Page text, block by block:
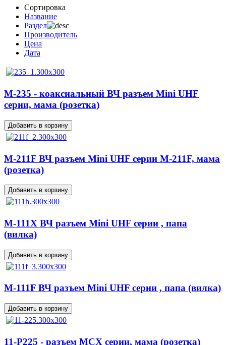
Сортировка
Название
Раздел
Производитель
Цена
Дата
M-235 - коаксиальный ВЧ разъем Mini UHF
серии, мама (розетка)
M-211F ВЧ разъем Mini UHF серии M-211F, мама
(розетка)
M-111X ВЧ разъем Mini UHF серии , папа
(вилка)
M-111F ВЧ разъем Mini UHF серии , папа (вилка)
11-P225 - разъем MCX серии, мама (розетка)